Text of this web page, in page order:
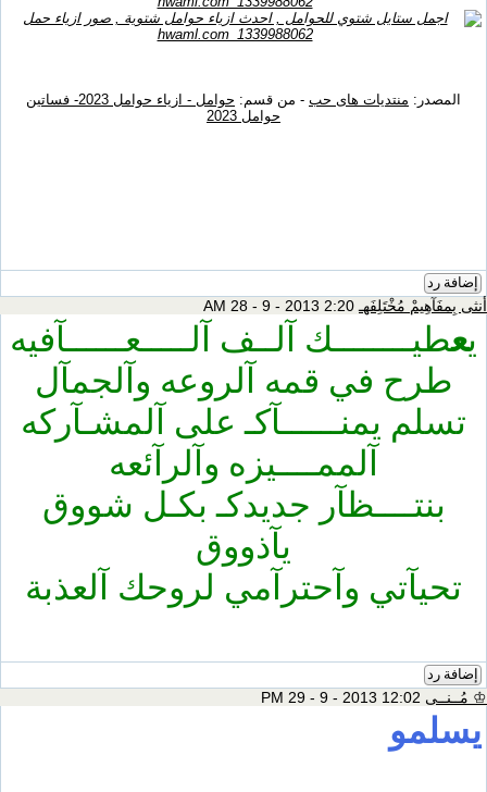
المصدر: منتديات هاى حب - من قسم:
حوامل - ازياء حوامل 2023- فساتين
حوامل 2023
إضافة رد
أنثى بِمفَآهِيمْ مُخْتَلِفَهـ2:20 AM 28 - 9 - 2013
يعطيــــــــك آلــف آلـــــعــــــآفيه
طرح في قمه آلروعه وآلجمآل
تسلم يمنــــــآكـ على آلمشـآركه
آلممــــيزه وآلرآئعه
بنتــــظآر جديدكـ بكـل شووق
يآذووق
تحيآتي وآحترآمي لروحك آلعذبة
إضافة رد
♔ مُــنــى
يسلمو